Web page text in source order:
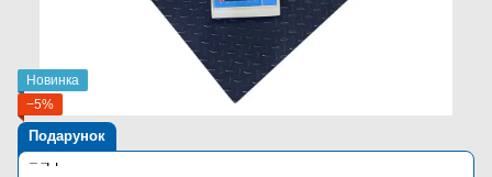
Новинка
−5%
Подарунок